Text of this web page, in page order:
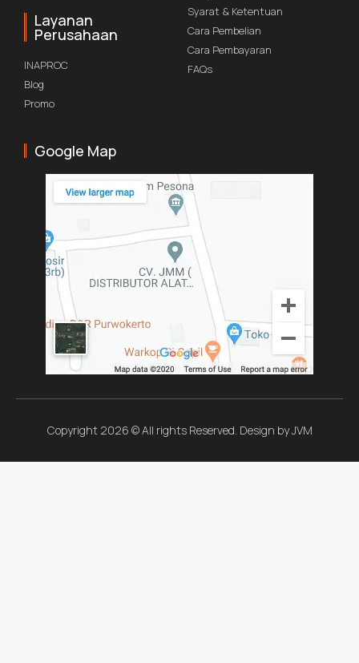
Layanan
Perusahaan
INAPROC
Blog
Promo
Syarat & Ketentuan
Cara Pembelian
Cara Pembayaran
FAQs
Google Map
Copyright 2026 © All rights Reserved. Design by JVM